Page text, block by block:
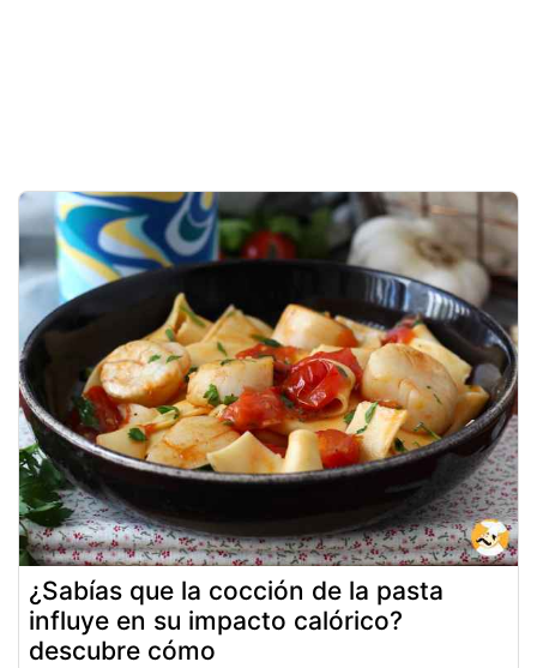
¿Sabías que la cocción de la pasta
influye en su impacto calórico?
descubre cómo